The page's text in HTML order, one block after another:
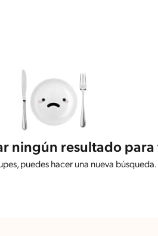
ningún resultado
puedes hacer una nueva búsqueda.